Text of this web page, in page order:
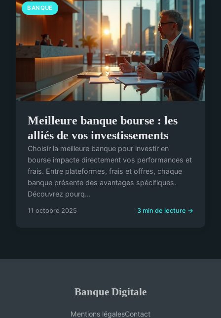
BANQUE
Meilleure banque bourse : les
alliés de vos investissements
Choisir la meilleure banque pour investir en
bourse impacte directement vos performances et
frais. Entre plateformes, frais et offres, chaque
banque présente des avantages spécifiques.
Découvrez pourq...
11 octobre 2025 3 min de lecture →
Banque Digitale
Mentions légalesContact